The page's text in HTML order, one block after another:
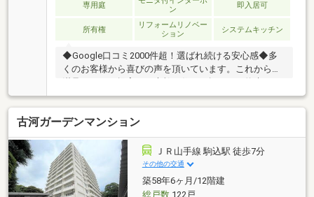
専用庭
ン
即入居可
所有権
リフォームリノベー
ション
システムキッチン
◆Google口コミ2000件超！選ばれ続ける安心感◆多
くのお客様から喜びの声を頂いています。これからも
す。◆購入はゴールではなく幸せな未来へのスタート
◆住み始めてからの不安や悩みも、TOHO HOUSE
CLUBが将来サポート。お客様一人ひとりの安心を守る
ため、いつもずっと人生に寄り添い、豊かな未来を支
え続けます。◆ローン相談大歓迎！頭金0円からの購
入も可能◆将来のライフイベントを見据え、無理のな
い資金計画をプロがアドバイス。お問合せは【資料請
求】又は【フリーダイヤル】へお気軽にお問い合わせ
古河ガーデンマンション
ＪＲ山手線 駒込駅 徒歩7分
その他の交通
築58年6ヶ月/12階建
総戸数122戸